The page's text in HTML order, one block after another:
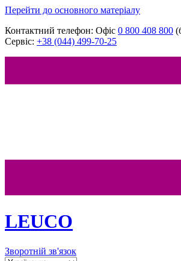
Перейти до основного матеріалу
Контактний телефон: Офіс ‎0 800 408 800
Сервіс: +38 (044) 499-70-25
LEUCO
Зворотній зв'язок